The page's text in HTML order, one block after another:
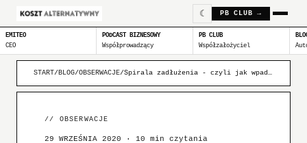
☾ PB CLUB →
EMITEO
CEO
PODCAST BIZNESOWY
Współprowadzący
PB CLUB
Współzałożyciel
START/BLOG/OBSERWACJE/ Spirala zadłużenia - czyli jak wpadamy w pętle długów?
// OBSERWACJE
29 WRZEŚNIA 2020 · 10 min czytania